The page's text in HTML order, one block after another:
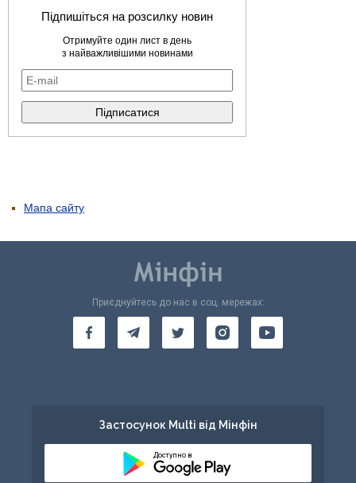
Підпишіться на розсилку новин
Отримуйте один лист в день
з найважливішими новинами
Мапа сайту
Приєднуйтесь до нас в соц. мережах:
Застосунок Multi від Мінфін
Доступно в